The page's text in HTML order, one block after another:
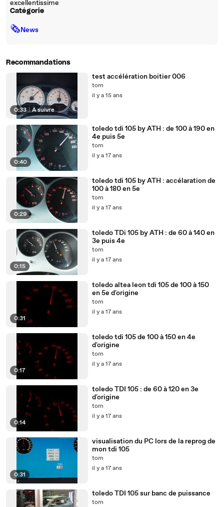
excellentissime
Catégorie
🗞News
Recommandations
0:33 | À suivre
test accélération boitier 006
tom
il y a 15 ans
0:40
toledo tdi 105 by ATH : de 100 à 190 en
4e puis 5e
tom
il y a 17 ans
0:29
toledo tdi 105 by ATH : accélaration de
100 à 180 en 5e
tom
il y a 17 ans
0:15
toledo TDi 105 by ATH : de 60 à 140 en
3e puis 4e
tom
il y a 17 ans
0:31
toledo altea leon tdi 105 de 100 à 150
en 5e d'origine
tom
il y a 17 ans
0:17
toledo tdi 105 de 100 à 150 en 4e
d'origine
tom
il y a 17 ans
0:14
toledo TDI 105 : de 60 à 120 en 3e
d'origine
tom
il y a 17 ans
0:31
visualisation du PC lors de la reprog de
mon tdi 105
tom
il y a 17 ans
toledo TDI 105 sur banc de puissance
tom